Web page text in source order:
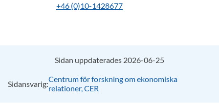
+46 (0)10-1428677
Sidan uppdaterades 2026-06-25
Sidansvarig:Centrum för forskning om ekonomiska
relationer, CER